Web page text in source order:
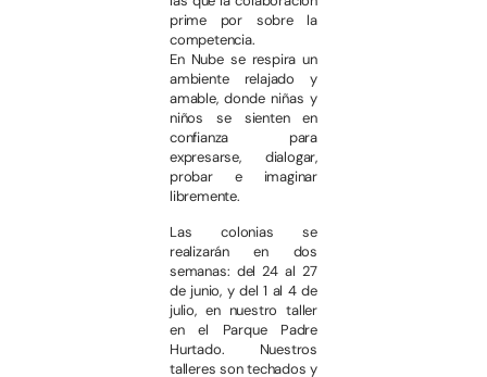
prime por sobre la
competencia.
En Nube se respira un
ambiente relajado y
amable, donde niñas y
niños se sienten en
confianza para
expresarse, dialogar,
probar e imaginar
libremente.
Las colonias se
realizarán en dos
semanas: del 24 al 27
de junio, y del 1 al 4 de
julio, en nuestro taller
en el Parque Padre
Hurtado. Nuestros
talleres son techados y